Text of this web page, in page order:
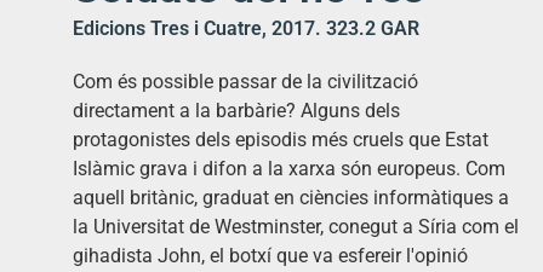
Edicions Tres i Cuatre, 2017. 323.2 GAR
Com és possible passar de la civilització
directament a la barbàrie? Alguns dels
protagonistes dels episodis més cruels que Estat
Islàmic grava i difon a la xarxa són europeus. Com
aquell britànic, graduat en ciències informàtiques a
la Universitat de Westminster, conegut a Síria com el
gihadista John, el botxí que va esfereir l'opinió